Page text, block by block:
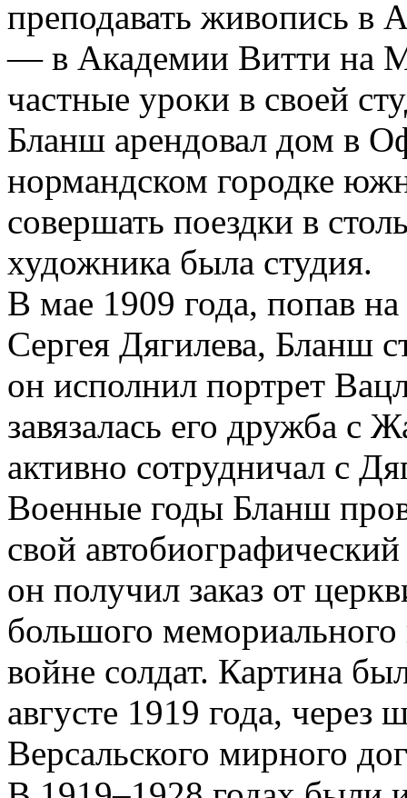
преподавать живопись в
— в Академии Витти на
частные уроки в своей
Бланш арендовал дом в
нормандском городке
совершать поездки в
художника была студия.
В мае 1909 года, попав
Сергея Дягилева, Бланш
он исполнил портрет
завязалась его дружба с
активно сотрудничал с
Военные годы Бланш
свой
он получил заказ от
большого
войне солдат. Картина
августе 1919 года, через
Версальского мирного